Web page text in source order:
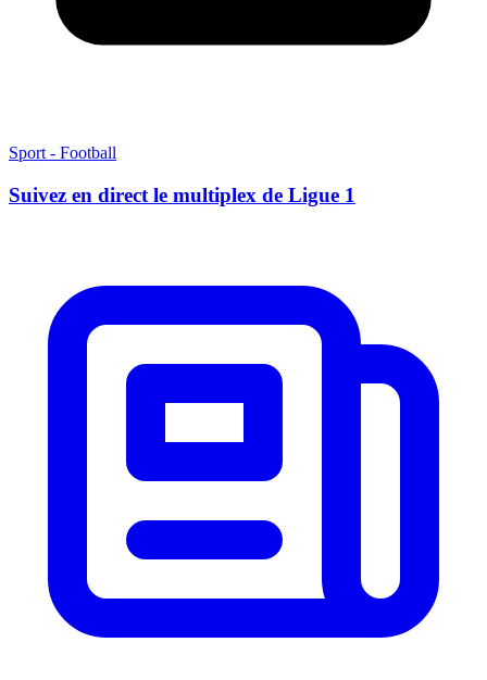
Sport - Football
Suivez en direct le multiplex de Ligue 1